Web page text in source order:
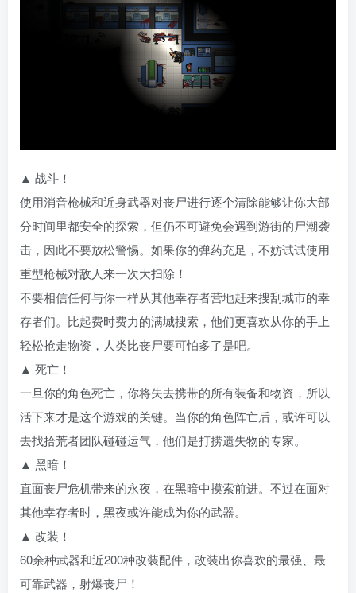
▲ 战斗！
使用消音枪械和近身武器对丧尸进行逐个清除能够让你大部
分时间里都安全的探索，但仍不可避免会遇到游街的尸潮袭
击，因此不要放松警惕。如果你的弹药充足，不妨试试使用
重型枪械对敌人来一次大扫除！
不要相信任何与你一样从其他幸存者营地赶来搜刮城市的幸
存者们。比起费时费力的满城搜索，他们更喜欢从你的手上
轻松抢走物资，人类比丧尸要可怕多了是吧。
▲ 死亡！
一旦你的角色死亡，你将失去携带的所有装备和物资，所以
活下来才是这个游戏的关键。当你的角色阵亡后，或许可以
去找拾荒者团队碰碰运气，他们是打捞遗失物的专家。
▲ 黑暗！
直面丧尸危机带来的永夜，在黑暗中摸索前进。不过在面对
其他幸存者时，黑夜或许能成为你的武器。
▲ 改装！
60余种武器和近200种改装配件，改装出你喜欢的最强、最
可靠武器，射爆丧尸！